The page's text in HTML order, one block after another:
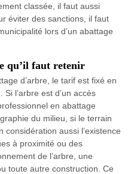
classée, il faut aussi
éviter des sanctions, il faut
lors d’un abattage
qu’il faut retenir
d’arbre, le tarif est fixé en
l’arbre est d’un accès
en abattage
du milieu, si le terrain
aussi l’existence
à proximité ou des
de l’arbre, une
toute autre construction. Ce